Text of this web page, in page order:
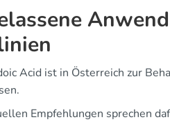
Acid ist in Österreich zur
Empfehlungen sprechen